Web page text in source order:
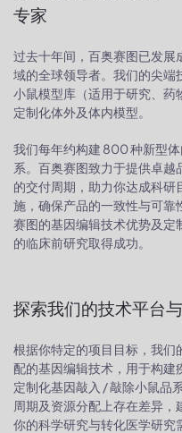
专家
过去十年间，百奥赛图已发展
域的全球领导者。我们的尖
小鼠模型库（适用于研究、
定制化体外及体内模型。
我们每年约构建 800 种新型
系。百奥赛图致力于提供卓
的交付周期，助力你达成科
施，确保产品的一致性与可靠
赛图的基因编辑技术优势及
的临床前研究取得成功。
探索我们的技术平台
根据你特定的项目目标，我
配的基因编辑技术，用于构
定制化基因敲入 / 敲除小鼠品
周期及资源分配上存在差异
你的科学研究与转化医学研究